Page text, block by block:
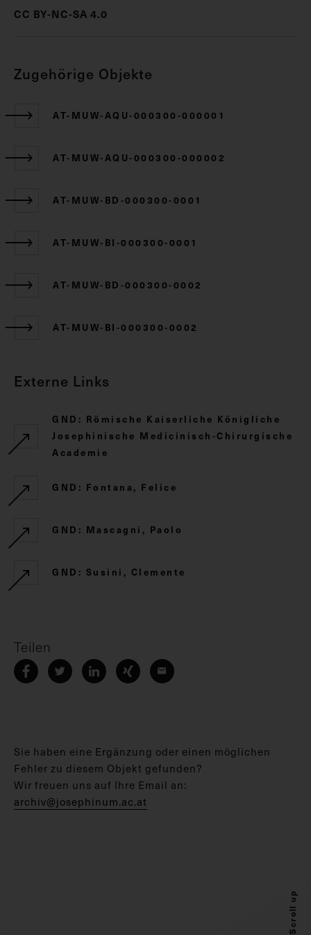
CC BY-NC-SA 4.0
Zugehörige Objekte
AT-MUW-AQU-000300-000001
AT-MUW-AQU-000300-000002
AT-MUW-BD-000300-0001
AT-MUW-BI-000300-0001
AT-MUW-BD-000300-0002
AT-MUW-BI-000300-0002
Externe Links
GND: Römische Kaiserliche Königliche
Josephinische Medicinisch-Chirurgische
Academie
GND: Fontana, Felice
GND: Mascagni, Paolo
GND: Susini, Clemente
Teilen
Sie haben eine Ergänzung oder einen möglichen
Fehler zu diesem Objekt gefunden?
Wir freuen uns auf Ihre Email an:
archiv@josephinum.ac.at
Scroll up